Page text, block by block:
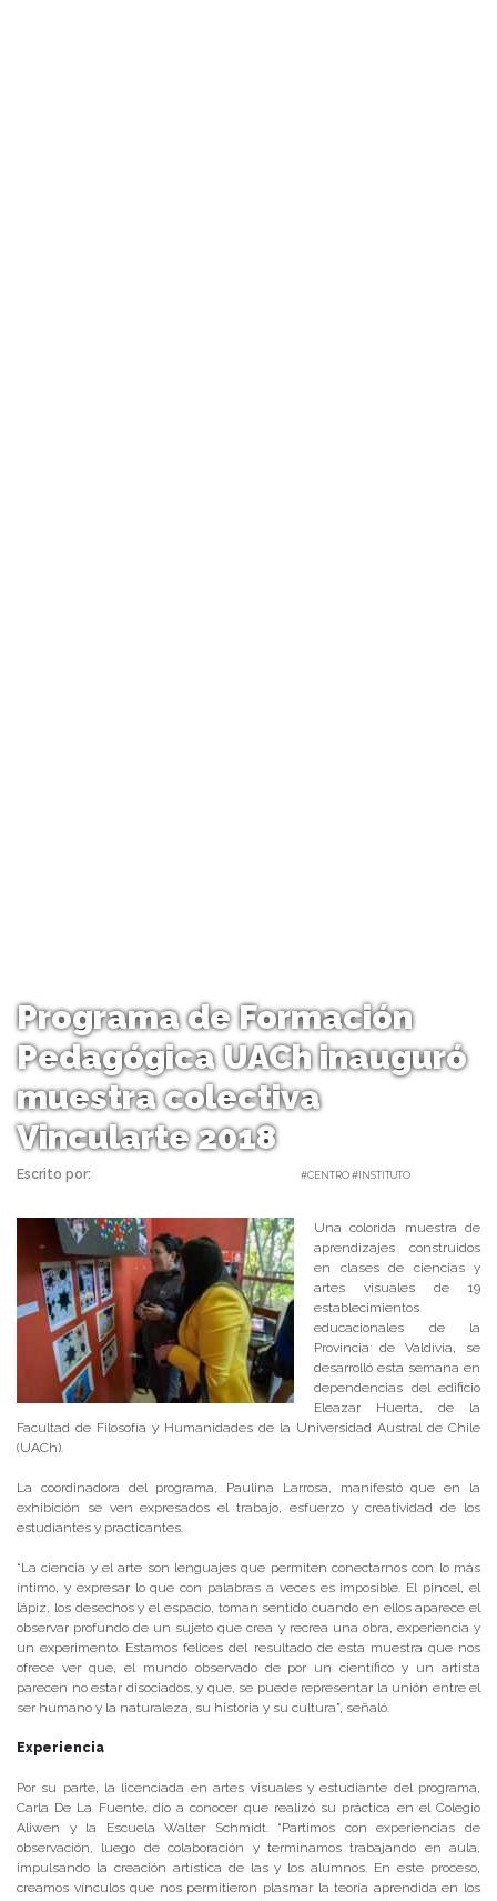
Programa de Formación
Pedagógica UACh inauguró
muestra colectiva
Vincularte 2018
Escrito por: #CENTRO #INSTITUTO
Una colorida muestra de
aprendizajes construidos
en clases de ciencias y
artes visuales de 19
establecimientos
educacionales de la
Provincia de Valdivia, se
desarrolló esta semana en
dependencias del edificio
Eleazar Huerta, de la
Facultad de Filosofía y Humanidades de la Universidad Austral de Chile
(UACh).
La coordinadora del programa, Paulina Larrosa, manifestó que en la
exhibición se ven expresados el trabajo, esfuerzo y creatividad de los
estudiantes y practicantes.
“La ciencia y el arte son lenguajes que permiten conectarnos con lo más
íntimo, y expresar lo que con palabras a veces es imposible. El pincel, el
lápiz, los desechos y el espacio, toman sentido cuando en ellos aparece el
observar profundo de un sujeto que crea y recrea una obra, experiencia y
un experimento. Estamos felices del resultado de esta muestra que nos
ofrece ver que, el mundo observado de por un científico y un artista
parecen no estar disociados, y que, se puede representar la unión entre el
ser humano y la naturaleza, su historia y su cultura”, señaló.
Experiencia
Por su parte, la licenciada en artes visuales y estudiante del programa,
Carla De La Fuente, dio a conocer que realizó su práctica en el Colegio
Aliwen y la Escuela Walter Schmidt. “Partimos con experiencias de
observación, luego de colaboración y terminamos trabajando en aula,
impulsando la creación artística de las y los alumnos. En este proceso,
creamos vínculos que nos permitieron plasmar la teoría aprendida en los